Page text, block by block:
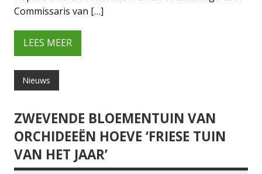
Commissaris van […]
LEES MEER
Nieuws
ZWEVENDE BLOEMENTUIN VAN
ORCHIDEEËN HOEVE ‘FRIESE TUIN
VAN HET JAAR’